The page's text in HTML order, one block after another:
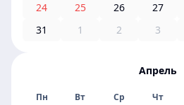
24
25 26 27
31
1 2 3
Апрель
Пн Вт Ср Чт